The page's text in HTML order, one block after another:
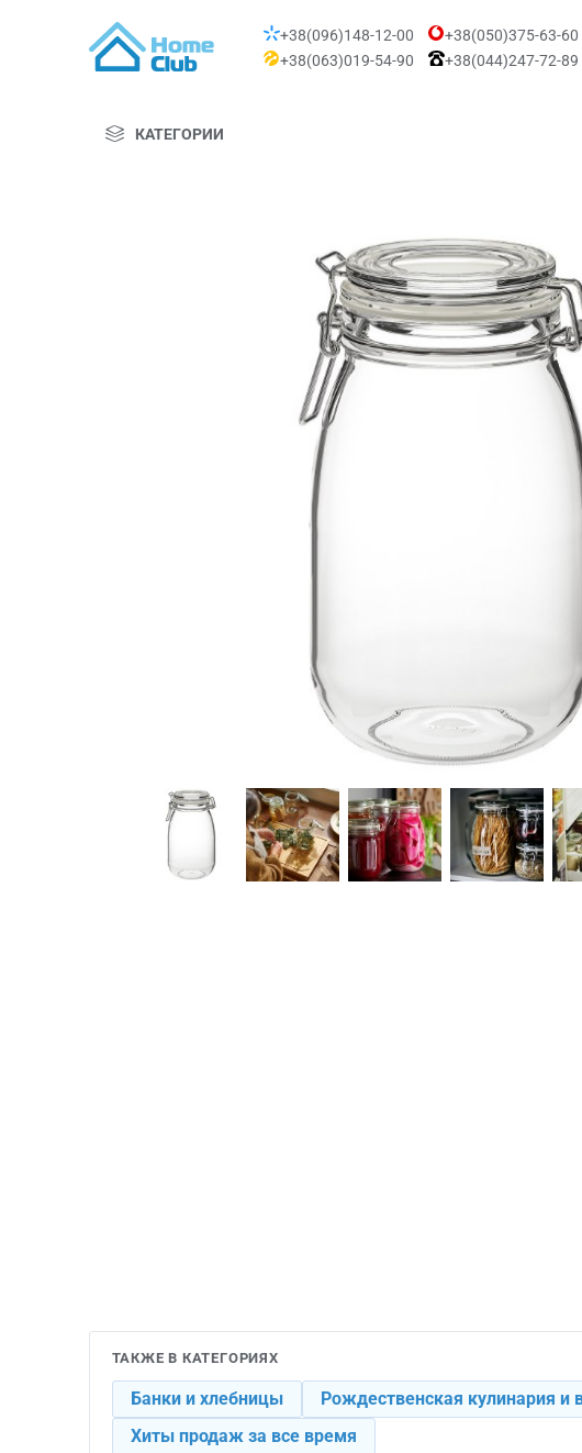
+38(096)148-12-00
+38(050)375-63-60
+38(063)019-54-90
+38(044)247-72-89
КАТЕГОРИИ
ТАКЖЕ В КАТЕГОРИЯХ
Банки и хлебницы Рождественская кулинария и
Хиты продаж за все время